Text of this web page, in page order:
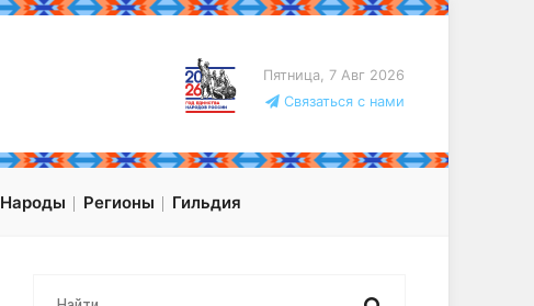
Пятница, 7 Авг 2026
Связаться с нами
Народы Регионы Гильдия